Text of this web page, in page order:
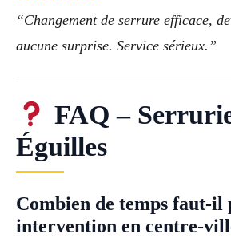
“Changement de serrure efficace,
aucune surprise. Service sérieux.”
FAQ –
Éguilles
Combien de temps faut-il
intervention en centre-